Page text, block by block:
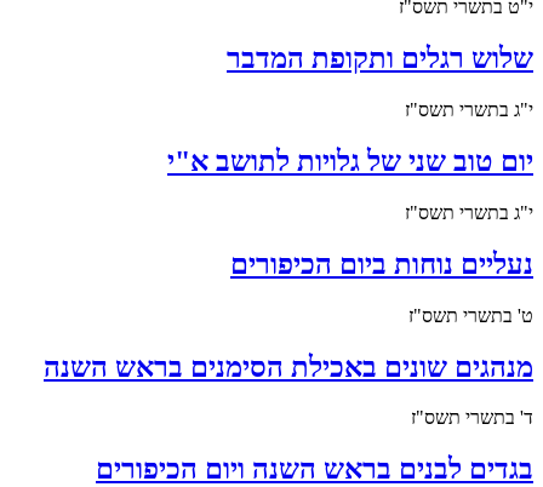
י"ט בתשרי תשס"ז
שלוש רגלים ותקופת המדבר
י"ג בתשרי תשס"ז
יום טוב שני של גלויות לתושב א"י
י"ג בתשרי תשס"ז
נעליים נוחות ביום הכיפורים
ט' בתשרי תשס"ז
מנהגים שונים באכילת הסימנים בראש השנה
ד' בתשרי תשס"ז
בגדים לבנים בראש השנה ויום הכיפורים